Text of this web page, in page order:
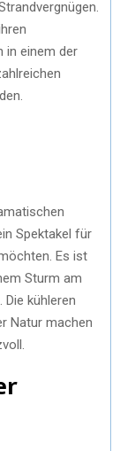
in einem der
Spektakel für
Es ist
Sturm am
Die kühleren
Natur machen